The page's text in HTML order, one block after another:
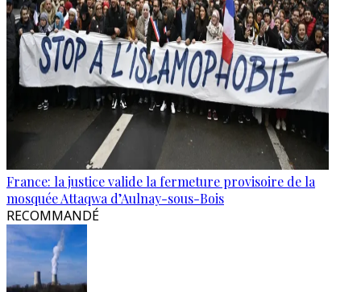
France: la justice valide la fermeture provisoire de la
mosquée Attaqwa d’Aulnay-sous-Bois
RECOMMANDÉ